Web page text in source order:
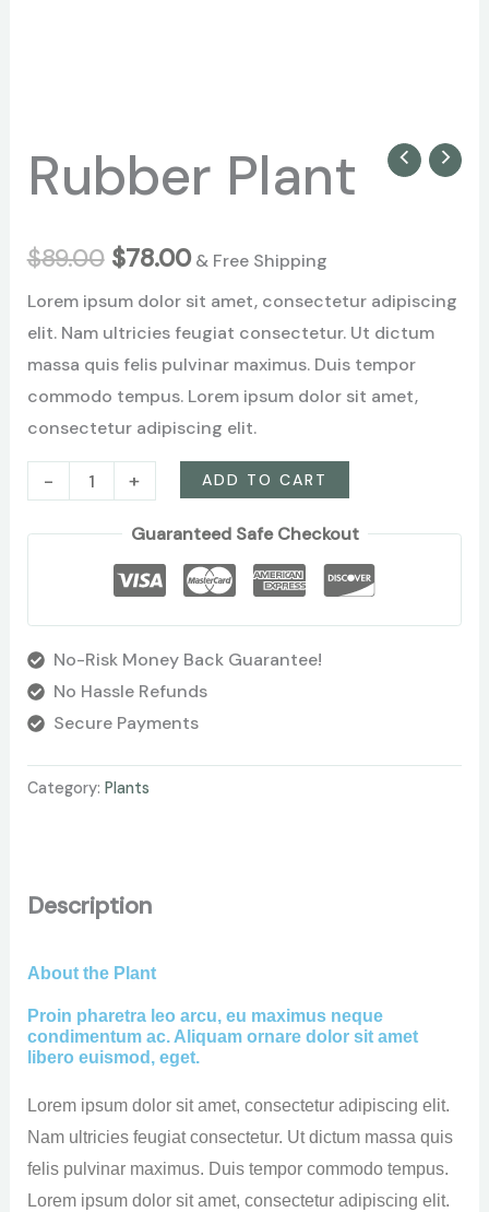
Rubber Plant
$89.00
Original
was:
$89.00.
$78.00
Current
is:
$78.00.
& Free Shipping
Lorem ipsum dolor sit amet, consectetur adipiscing
elit. Nam ultricies feugiat consectetur. Ut dictum
massa quis felis pulvinar maximus. Duis tempor
commodo tempus. Lorem ipsum dolor sit amet,
consectetur adipiscing elit.
-
Rubber
Plant
+ ADD TO CART
Guaranteed Safe Checkout
No-Risk Money Back Guarantee!
No Hassle Refunds
Secure Payments
Category: Plants
Description
About the Plant
Proin pharetra leo arcu, eu maximus neque
condimentum ac. Aliquam ornare dolor sit amet
libero euismod, eget.
Lorem ipsum dolor sit amet, consectetur adipiscing elit.
Nam ultricies feugiat consectetur. Ut dictum massa quis
felis pulvinar maximus. Duis tempor commodo tempus.
Lorem ipsum dolor sit amet, consectetur adipiscing elit.